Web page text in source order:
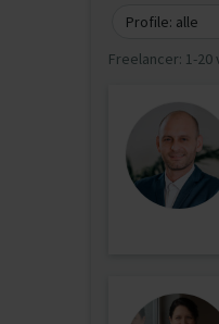
Profile: alle
Freelancer: 1-20